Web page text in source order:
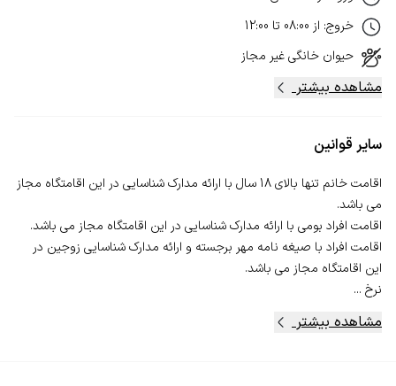
خروج: از 08:00 تا 12:00
حیوان خانگیغیر مجاز
مشاهده بیشتر
سایر قوانین
اقامت خانم تنها بالای 18 سال با ارائه مدارک شناسایی در این اقامتگاه مجاز
اقامت افراد با صیغه نامه مهر برجسته و ارائه مدارک شناسایی زوجین در
نرخ ...
مشاهده بیشتر